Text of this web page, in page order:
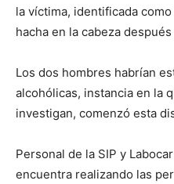
la víctima, identificada
hacha en la cabeza
Los dos hombres habrían
alcohólicas, instancia en la
investigan, comenzó esta
Personal de la SIP y
encuentra realizando las